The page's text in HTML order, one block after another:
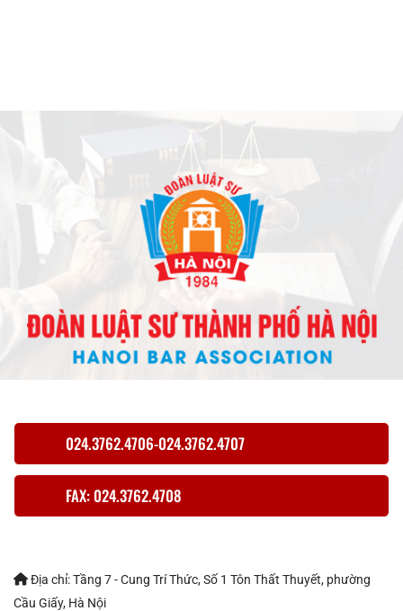
024.3762.4706-024.3762.4707
FAX: 024.3762.4708
Địa chỉ: Tầng 7 - Cung Trí Thức, Số 1 Tôn Thất Thuyết, phường
Cầu Giấy, Hà Nội